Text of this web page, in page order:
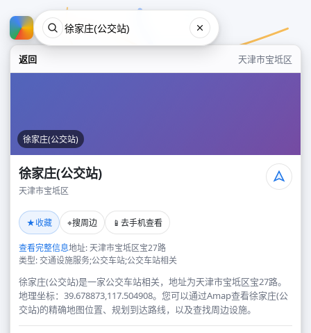
返回 天津市宝坻区
徐家庄(公交站)
徐家庄(公交站)
天津市宝坻区
★收藏 ⌖搜周边 📱 去手机查看
查看完整信息地址: 天津市宝坻区宝27路
类型: 交通设施服务;公交车站;公交车站相关
徐家庄(公交站)是一家公交车站相关，地址为天津市宝坻区宝27路。
地理坐标：39.678873,117.504908。您可以通过Amap查看徐家庄(公
交站)的精确地图位置、规划到达路线，以及查找周边设施。